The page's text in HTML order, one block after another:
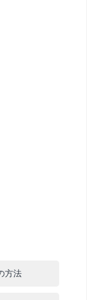
方法